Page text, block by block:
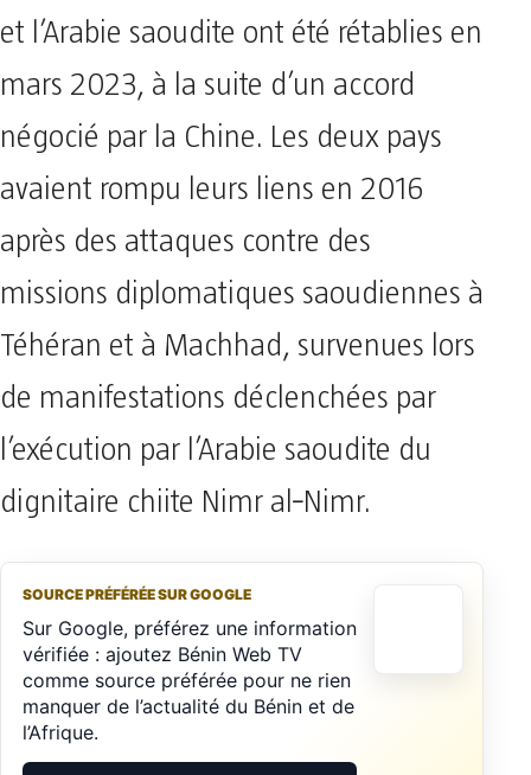
et l’Arabie saoudite ont été rétablies en
mars 2023, à la suite d’un accord
négocié par la Chine. Les deux pays
avaient rompu leurs liens en 2016
après des attaques contre des
missions diplomatiques saoudiennes à
Téhéran et à Machhad, survenues lors
de manifestations déclenchées par
l’exécution par l’Arabie saoudite du
dignitaire chiite Nimr al‑Nimr.
SOURCE PRÉFÉRÉE SUR GOOGLE
Sur Google, préférez une information
vérifiée : ajoutez Bénin Web TV
comme source préférée pour ne rien
manquer de l’actualité du Bénin et de
l’Afrique.